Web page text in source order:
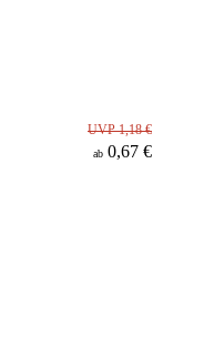
UVP 1,18 €
ab 0,67 €